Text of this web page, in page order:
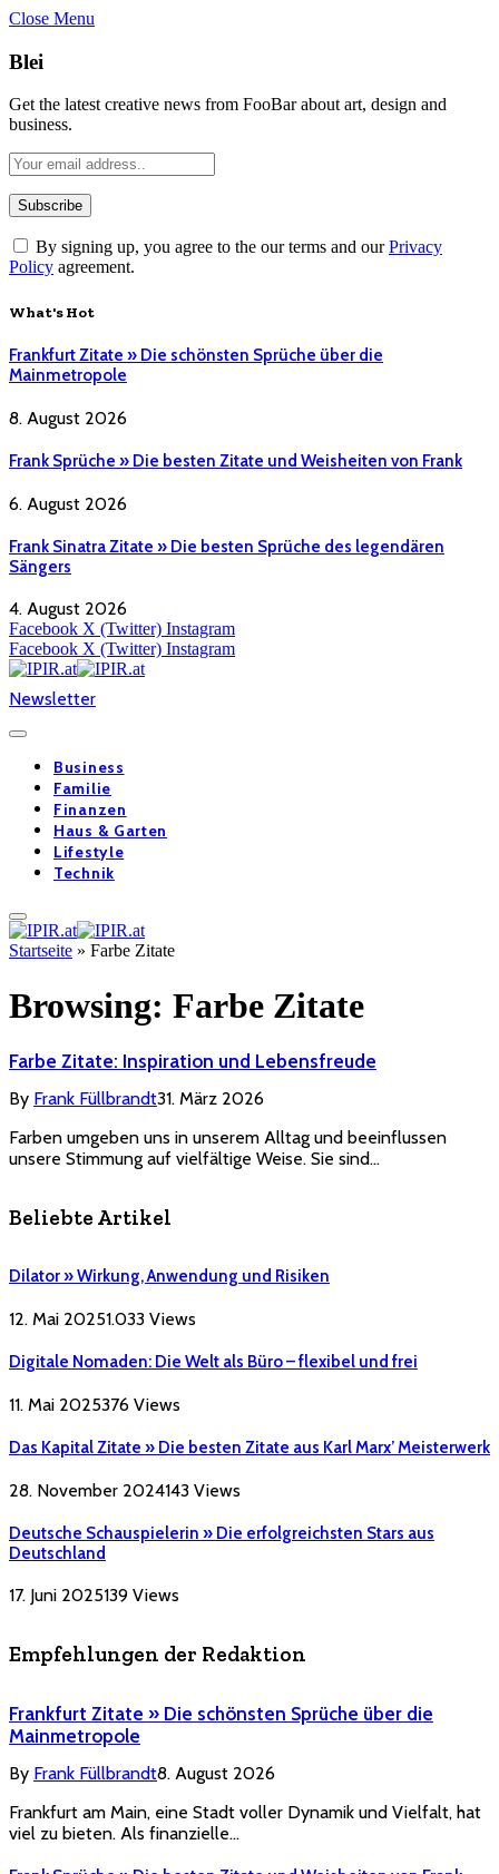
Close Menu
Blei
Get the latest creative news from FooBar about art, design and
business.
By signing up, you agree to the our terms and ourPrivacy
Policy agreement.
What's Hot
Frankfurt Zitate » Die schönsten Sprüche über die
Mainmetropole
8. August 2026
Frank Sprüche » Die besten Zitate und Weisheiten von Frank
6. August 2026
Frank Sinatra Zitate » Die besten Sprüche des legendären
Sängers
4. August 2026
Facebook X (Twitter) Instagram
Facebook X (Twitter) Instagram
Newsletter
Business
Familie
Finanzen
Haus & Garten
Lifestyle
Technik
Startseite » Farbe Zitate
Browsing: Farbe Zitate
Farbe Zitate: Inspiration und Lebensfreude
By Frank Füllbrandt31. März 2026
Farben umgeben uns in unserem Alltag und beeinflussen
unsere Stimmung auf vielfältige Weise. Sie sind…
Beliebte Artikel
Dilator » Wirkung, Anwendung und Risiken
12. Mai 20251.033 Views
Digitale Nomaden: Die Welt als Büro – flexibel und frei
11. Mai 2025376 Views
Das Kapital Zitate » Die besten Zitate aus Karl Marx’ Meisterwerk
28. November 2024143 Views
Deutsche Schauspielerin » Die erfolgreichsten Stars aus
Deutschland
17. Juni 2025139 Views
Empfehlungen der Redaktion
Frankfurt Zitate » Die schönsten Sprüche über die
Mainmetropole
By Frank Füllbrandt8. August 2026
Frankfurt am Main, eine Stadt voller Dynamik und Vielfalt, hat
viel zu bieten. Als finanzielle…